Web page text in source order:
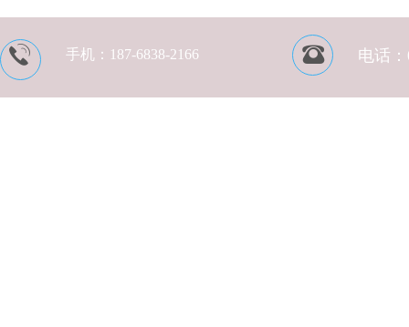
手机： 187-6838-2166 电话：